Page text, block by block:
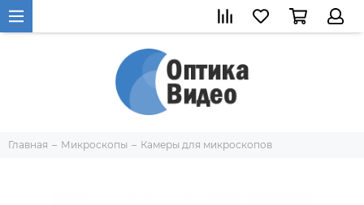
Главная Микроскопы Камеры для микроскопов